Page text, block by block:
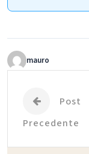
mauro
Post
Precedente